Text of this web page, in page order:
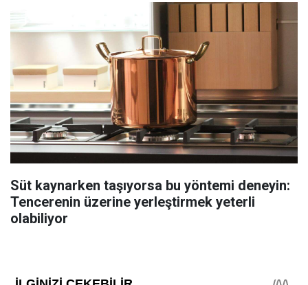
Süt kaynarken taşıyorsa bu yöntemi deneyin:
Tencerenin üzerine yerleştirmek yeterli
olabiliyor